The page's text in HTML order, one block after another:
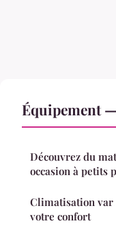
Équipement
Découvrez du
occasion à petits
Climatisation var
votre confort